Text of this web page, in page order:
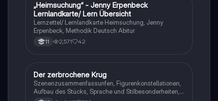
Deutsch
„Heimsuchung“ - Jenny Erpenbeck
Lernlandkarte/ Lern Übersicht
Lernzettel/ Lernlandkarte Heimsuchung, Jenny
Erpenbeck, Methodik Deutsch Abitur
11 2,571 42
Deutsch
Der zerbrochene Krug
Szenenzusammenfassunfen, Figurenkonstellationen,
Aufbau des Stücks, Sprache und Stilbesonderheiten,